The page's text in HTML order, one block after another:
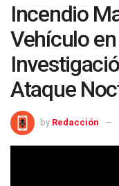
Incendio
Vehículo
Ataque
by Redacción